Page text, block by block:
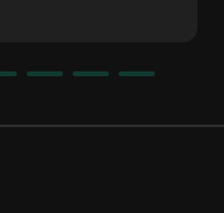
средств и
и